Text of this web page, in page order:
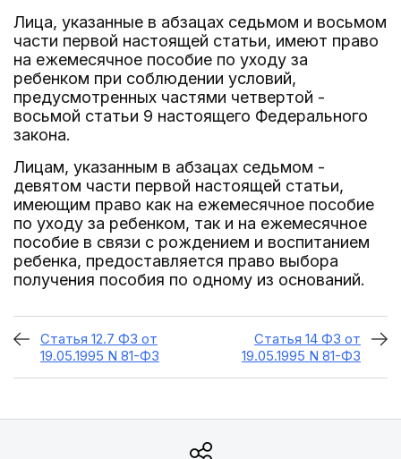
Лица, указанные в абзацах седьмом и восьмом
части первой настоящей статьи, имеют право
на ежемесячное пособие по уходу за
ребенком при соблюдении условий,
предусмотренных частями четвертой -
восьмой статьи 9 настоящего Федерального
закона.
Лицам, указанным в абзацах седьмом -
девятом части первой настоящей статьи,
имеющим право как на ежемесячное пособие
по уходу за ребенком, так и на ежемесячное
пособие в связи с рождением и воспитанием
ребенка, предоставляется право выбора
получения пособия по одному из оснований.
Статья 12.7 ФЗ от
19.05.1995 N 81-ФЗ
Статья 14 ФЗ от
19.05.1995 N 81-ФЗ